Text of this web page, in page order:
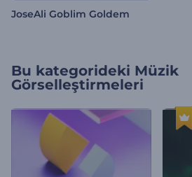
JoseAli Goblim Goldem
Bu kategorideki Müzik
Görselleştirmeleri